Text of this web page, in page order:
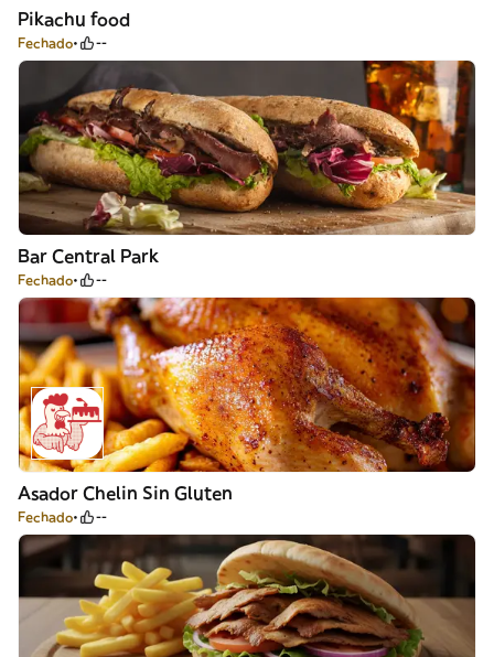
Pikachu food
Fechado --
Bar Central Park
Fechado --
Asador Chelin Sin Gluten
Fechado --